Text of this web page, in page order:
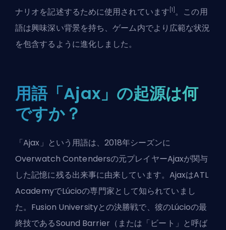
ナリオを記述するために使用されています [1] 。この用
語は興味深い背景を持ち、ゲーム内でより広範な状況
を包含するように進化しました。
用語「Ajax」の起源は何
ですか？
「Ajax」という用語は、2018年シーズンに
Overwatch Contendersの元プレイヤーAjaxが関与
した記憶に残る出来事に由来しています。AjaxはATL
AcademyでLúcioの専門家として知られていまし
た。Fusion Universityとの決勝戦で、彼のLúcioの最
終技であるSound Barrier（または「ビート」と呼ば